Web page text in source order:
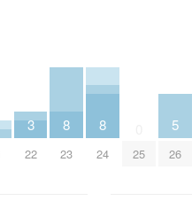
3
22
8
23
8
24 25
5
26